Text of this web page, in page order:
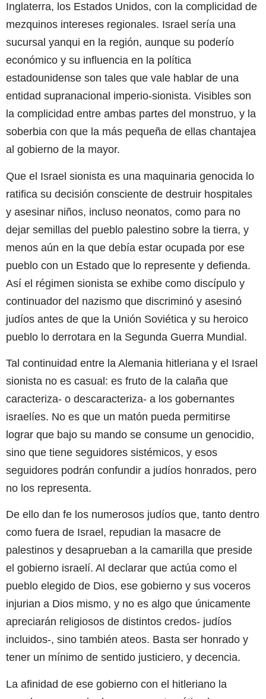
Inglaterra, los Estados Unidos, con la complicidad de
mezquinos intereses regionales. Israel sería una
sucursal yanqui en la región, aunque su poderío
económico y su influencia en la política
estadounidense son tales que vale hablar de una
entidad supranacional imperio-sionista. Visibles son
la complicidad entre ambas partes del monstruo, y la
soberbia con que la más pequeña de ellas chantajea
al gobierno de la mayor.
Que el Israel sionista es una maquinaria genocida lo
ratifica su decisión consciente de destruir hospitales
y asesinar niños, incluso neonatos, como para no
dejar semillas del pueblo palestino sobre la tierra, y
menos aún en la que debía estar ocupada por ese
pueblo con un Estado que lo represente y defienda.
Así el régimen sionista se exhibe como discípulo y
continuador del nazismo que discriminó y asesinó
judíos antes de que la Unión Soviética y su heroico
pueblo lo derrotara en la Segunda Guerra Mundial.
Tal continuidad entre la Alemania hitleriana y el Israel
sionista no es casual: es fruto de la calaña que
caracteriza- o descaracteriza- a los gobernantes
israelíes. No es que un matón pueda permitirse
lograr que bajo su mando se consume un genocidio,
sino que tiene seguidores sistémicos, y esos
seguidores podrán confundir a judíos honrados, pero
no los representa.
De ello dan fe los numerosos judíos que, tanto dentro
como fuera de Israel, repudian la masacre de
palestinos y desaprueban a la camarilla que preside
el gobierno israelí. Al declarar que actúa como el
pueblo elegido de Dios, ese gobierno y sus voceros
injurian a Dios mismo, y no es algo que únicamente
apreciarán religiosos de distintos credos- judíos
incluidos-, sino también ateos. Basta ser honrado y
tener un mínimo de sentido justiciero, y decencia.
La afinidad de ese gobierno con el hitleriano la